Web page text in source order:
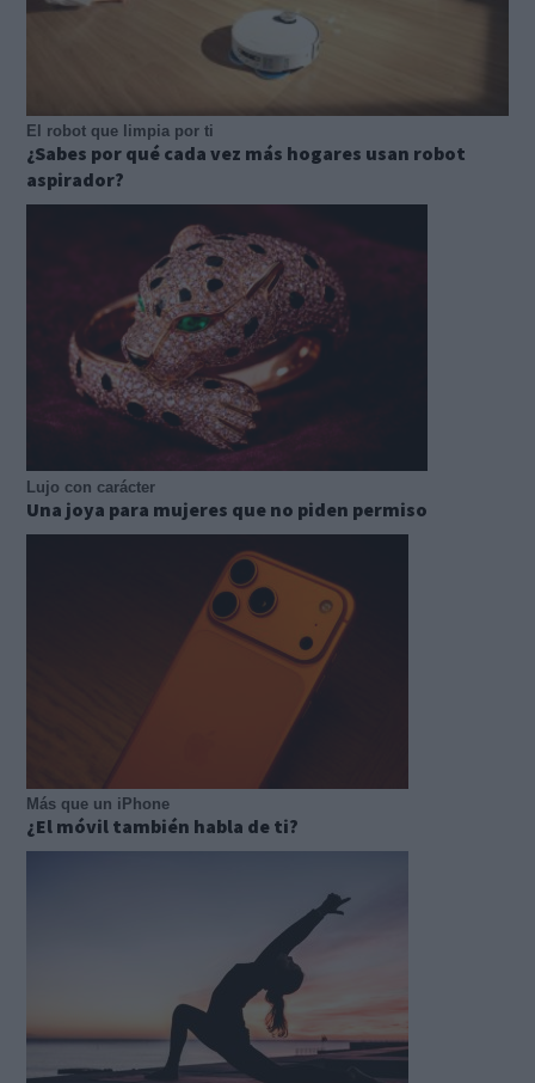
El robot que limpia por ti
¿Sabes por qué cada vez más hogares usan robot
aspirador?
Lujo con carácter
Una joya para mujeres que no piden permiso
Más que un iPhone
¿El móvil también habla de ti?